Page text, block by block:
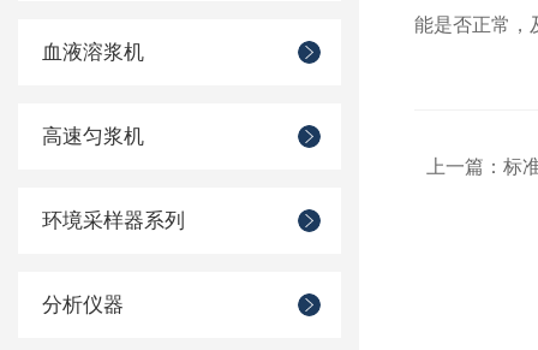
血液溶浆机
高速匀浆机
环境采样器系列
分析仪器
能是否正常，
上一篇： 标